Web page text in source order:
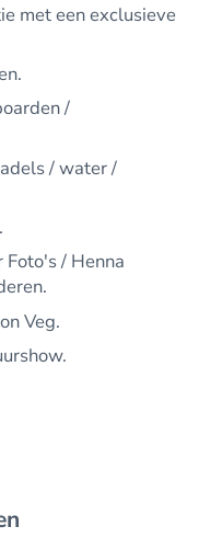
met een exclusieve
/
/ water /
Foto's / Henna
Veg.